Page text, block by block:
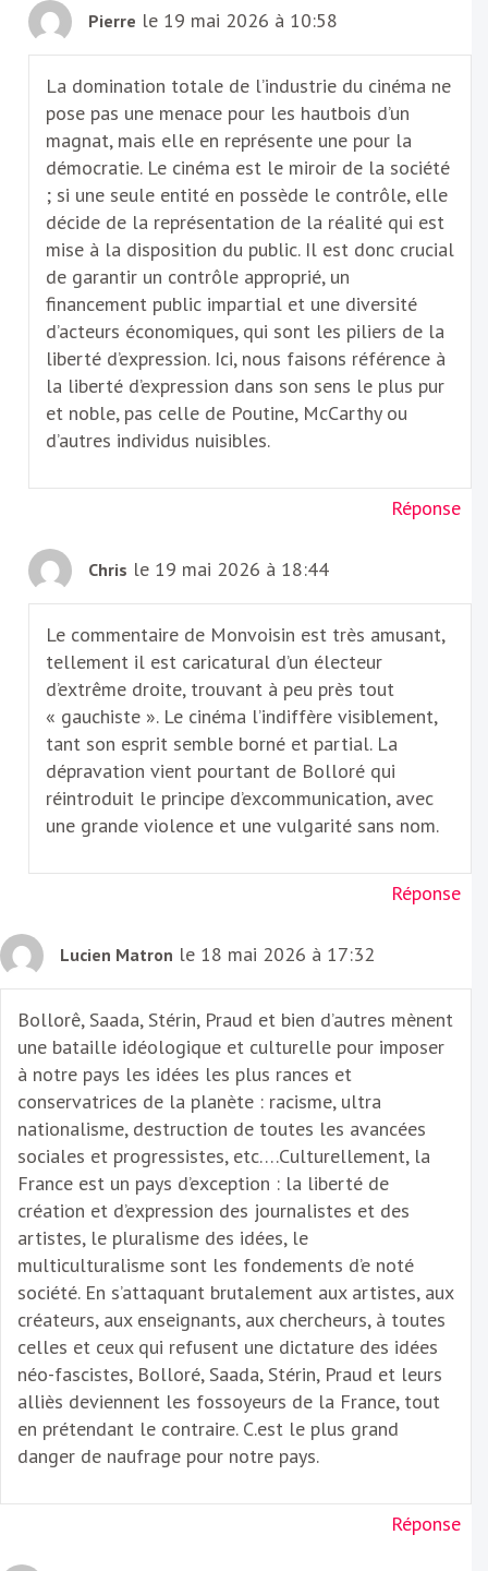
Pierre le 19 mai 2026 à 10:58
La domination totale de l’industrie du cinéma ne
pose pas une menace pour les hautbois d’un
magnat, mais elle en représente une pour la
démocratie. Le cinéma est le miroir de la société
; si une seule entité en possède le contrôle, elle
décide de la représentation de la réalité qui est
mise à la disposition du public. Il est donc crucial
de garantir un contrôle approprié, un
financement public impartial et une diversité
d’acteurs économiques, qui sont les piliers de la
liberté d’expression. Ici, nous faisons référence à
la liberté d’expression dans son sens le plus pur
et noble, pas celle de Poutine, McCarthy ou
d’autres individus nuisibles.
Réponse
Chris le 19 mai 2026 à 18:44
Le commentaire de Monvoisin est très amusant,
tellement il est caricatural d’un électeur
d’extrême droite, trouvant à peu près tout
« gauchiste ». Le cinéma l’indiffère visiblement,
tant son esprit semble borné et partial. La
dépravation vient pourtant de Bolloré qui
réintroduit le principe d’excommunication, avec
une grande violence et une vulgarité sans nom.
Réponse
Lucien Matron le 18 mai 2026 à 17:32
Bollorê, Saada, Stérin, Praud et bien d’autres mènent
une bataille idéologique et culturelle pour imposer
à notre pays les idées les plus rances et
conservatrices de la planète : racisme, ultra
nationalisme, destruction de toutes les avancées
sociales et progressistes, etc….Culturellement, la
France est un pays d’exception : la liberté de
création et d’expression des journalistes et des
artistes, le pluralisme des idées, le
multiculturalisme sont les fondements d’e noté
société. En s’attaquant brutalement aux artistes, aux
créateurs, aux enseignants, aux chercheurs, à toutes
celles et ceux qui refusent une dictature des idées
néo-fascistes, Bolloré, Saada, Stérin, Praud et leurs
alliès deviennent les fossoyeurs de la France, tout
en prétendant le contraire. C.est le plus grand
danger de naufrage pour notre pays.
Réponse